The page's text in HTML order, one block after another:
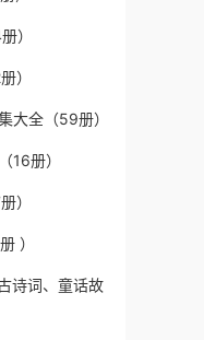
）
）
大全（59册）
16册）
）
）
诗词、童话故